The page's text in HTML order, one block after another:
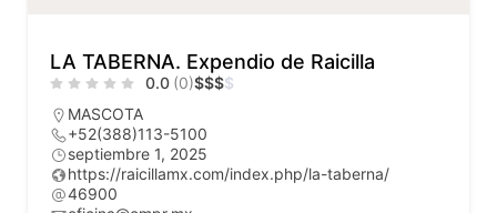
LA TABERNA. Expendio de Raicilla
0.0 (0)$$$$
MASCOTA
+52(388)113-5100
septiembre 1, 2025
https://raicillamx.com/index.php/la-taberna/
46900